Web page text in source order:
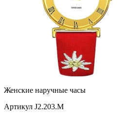
Женские наручные часы
Артикул J2.203.M